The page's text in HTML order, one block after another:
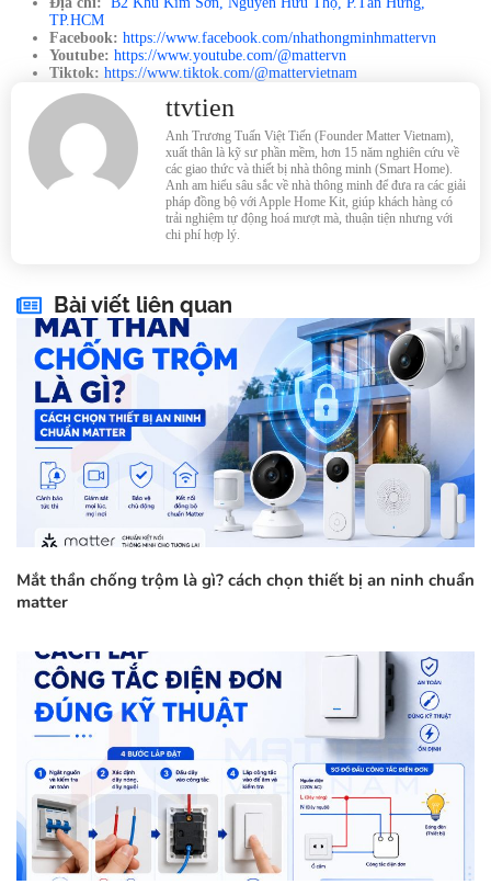
TP.HCM
Facebook: https://www.facebook.com/nhathongminhmattervn
Youtube: https://www.youtube.com/@mattervn
Tiktok: https://www.tiktok.com/@mattervietnam
ttvtien
Anh Trương Tuấn Việt Tiến (Founder Matter Vietnam),
xuất thân là kỹ sư phần mềm, hơn 15 năm nghiên cứu về
các giao thức và thiết bị nhà thông minh (Smart Home).
Anh am hiểu sâu sắc về nhà thông minh để đưa ra các giải
pháp đồng bộ với Apple Home Kit, giúp khách hàng có
trải nghiệm tự động hoá mượt mà, thuận tiện nhưng với
chi phí hợp lý.
Bài viết liên quan
Mắt thần chống trộm là gì? cách chọn thiết bị an ninh chuẩn
matter